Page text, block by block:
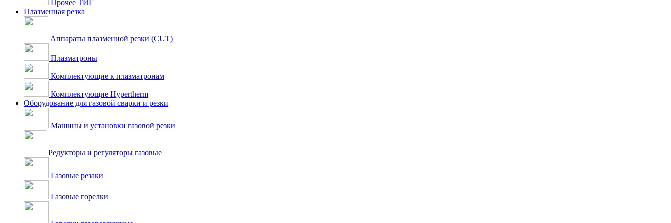
Прочее ТИГ
Плазменная резка
Аппараты плазменной резки (CUT)
Плазматроны
Комплектующие к плазматронам
Комплектующие Hypertherm
Оборудование для газовой сварки и резки
Машины и установки газовой резки
Редукторы и регуляторы газовые
Газовые резаки
Газовые горелки